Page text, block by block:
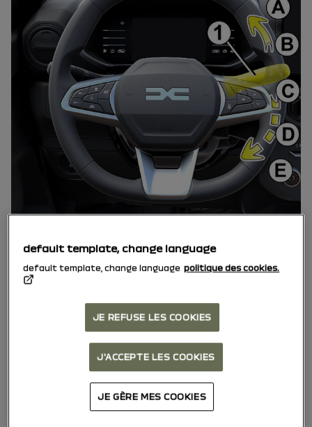
Εμπρός υαλοκαθαριστήρας
μοχλοδιακόπτη
1
γύρω από το τιμόνι
(ανάλογα με το όχημα) :
Ακινησία.
default template, change language
default template, change language politique des cookies.
JE REFUSE LES COOKIES
J'ACCEPTE LES COOKIES
JE GÈRE MES COOKIES